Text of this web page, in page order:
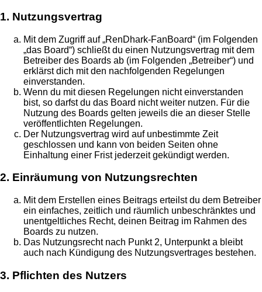
1. Nutzungsvertrag
Mit dem Zugriff auf „RenDhark-FanBoard“ (im Folgenden
„das Board“) schließt du einen Nutzungsvertrag mit dem
Betreiber des Boards ab (im Folgenden „Betreiber“) und
erklärst dich mit den nachfolgenden Regelungen
einverstanden.
Wenn du mit diesen Regelungen nicht einverstanden
bist, so darfst du das Board nicht weiter nutzen. Für die
Nutzung des Boards gelten jeweils die an dieser Stelle
veröffentlichten Regelungen.
Der Nutzungsvertrag wird auf unbestimmte Zeit
geschlossen und kann von beiden Seiten ohne
Einhaltung einer Frist jederzeit gekündigt werden.
2. Einräumung von Nutzungsrechten
Mit dem Erstellen eines Beitrags erteilst du dem Betreiber
ein einfaches, zeitlich und räumlich unbeschränktes und
unentgeltliches Recht, deinen Beitrag im Rahmen des
Boards zu nutzen.
Das Nutzungsrecht nach Punkt 2, Unterpunkt a bleibt
auch nach Kündigung des Nutzungsvertrages bestehen.
3. Pflichten des Nutzers